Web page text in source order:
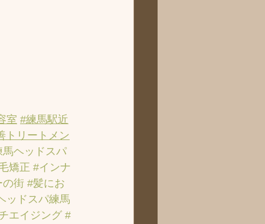
室 #練馬駅近
トリートメン
馬ヘッドスパ
矯正 #インナ
の街 #髪にお
ッドスパ練馬
エイジング #